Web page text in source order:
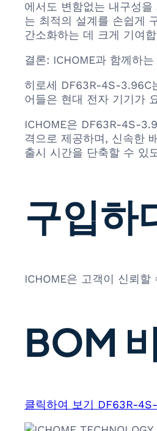
에서도 변함없는 내구성
는 최적의 설계를 손쉽게
간소화하는 데 크게 기여
결론: ICHOME과 함께하
히로세 DF63R-4S-3.96C
어들은 현대 전자 기기가
ICHOME은 DF63R-4S-
격으로 제공하며, 신속한
출시 시간을 단축할 수 있
구입
ICHOME은 고객이 신뢰
BOM
클릭하여 보기 DF63R-